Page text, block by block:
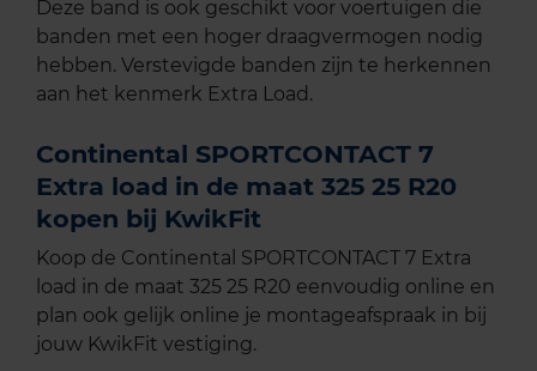
Deze band is ook geschikt voor voertuigen die
banden met een hoger draagvermogen nodig
hebben. Verstevigde banden zijn te herkennen
aan het kenmerk Extra Load.
Continental SPORTCONTACT 7
Extra load in de maat 325 25 R20
kopen bij KwikFit
Koop de Continental SPORTCONTACT 7 Extra
load in de maat 325 25 R20 eenvoudig online en
plan ook gelijk online je montageafspraak in bij
jouw KwikFit vestiging.